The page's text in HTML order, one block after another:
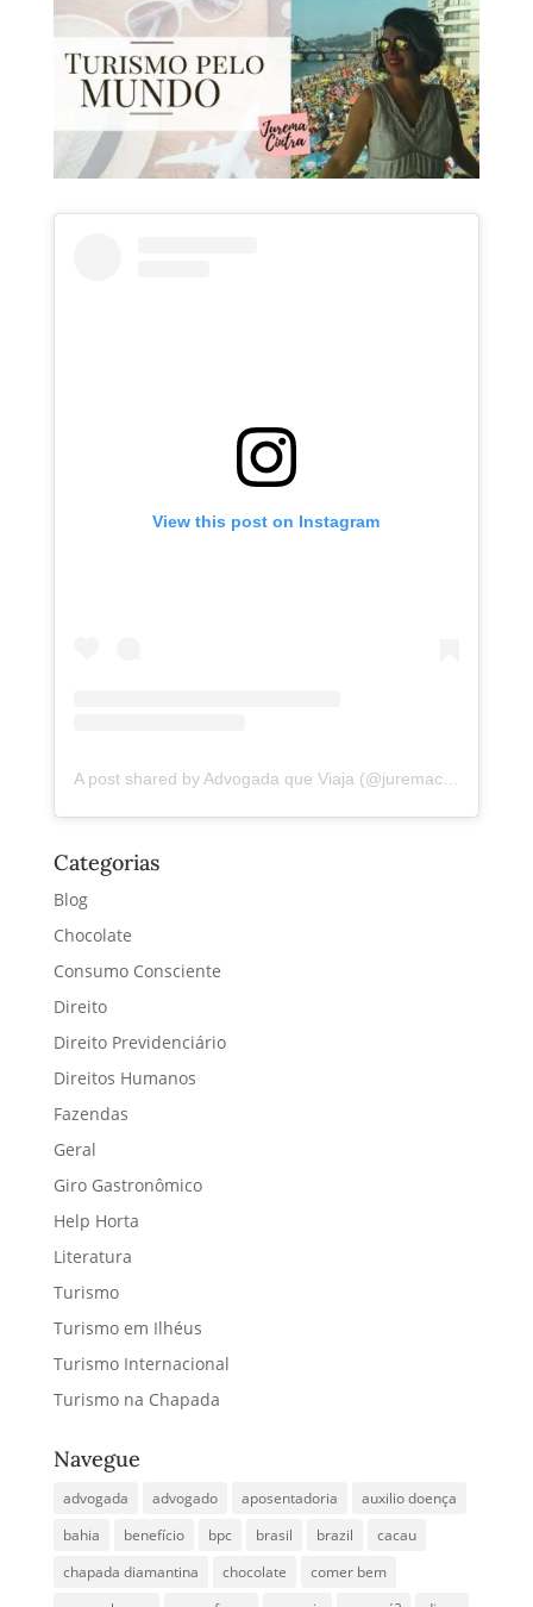
View this post on Instagram
A post shared by Advogada que Viaja (@juremacintra)
Categorias
Blog
Chocolate
Consumo Consciente
Direito
Direito Previdenciário
Direitos Humanos
Fazendas
Geral
Giro Gastronômico
Help Horta
Literatura
Turismo
Turismo em Ilhéus
Turismo Internacional
Turismo na Chapada
Navegue
advogada advogado aposentadoria
auxilio doença
bahia
benefício bpc brasil brazil
cacau
chapada diamantina
chocolate
comer bem